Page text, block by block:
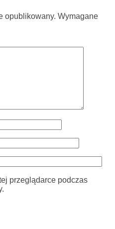
opublikowany. Wymagane
przeglądarce podczas